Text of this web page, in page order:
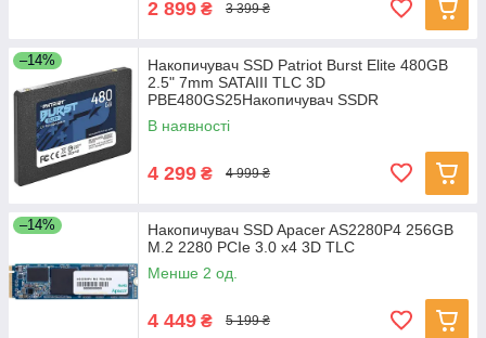
2 899 ₴ 3 399 ₴
–14%
Накопичувач SSD Patriot Burst Elite 480GB
2.5" 7mm SATAIII TLC 3D
PBE480GS25Накопичувач SSDR
В наявності
4 299 ₴ 4 999 ₴
–14%
Накопичувач SSD Apacer AS2280P4 256GB
M.2 2280 PCIe 3.0 x4 3D TLC
Менше 2 од.
4 449 ₴ 5 199 ₴